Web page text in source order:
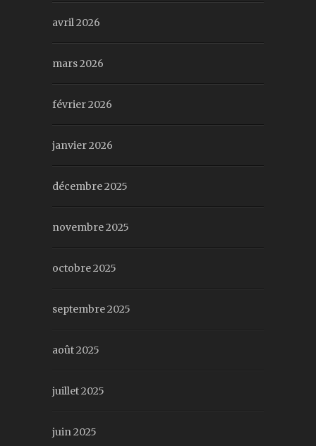
avril 2026
mars 2026
février 2026
janvier 2026
décembre 2025
novembre 2025
octobre 2025
septembre 2025
août 2025
juillet 2025
juin 2025